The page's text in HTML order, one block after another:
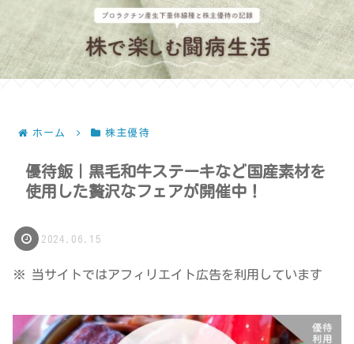
ホーム 株主優待
優待飯｜黒毛和牛ステーキなど国産素材を
使用した贅沢なフェアが開催中！
2024.06.15
※ 当サイトではアフィリエイト広告を利用しています